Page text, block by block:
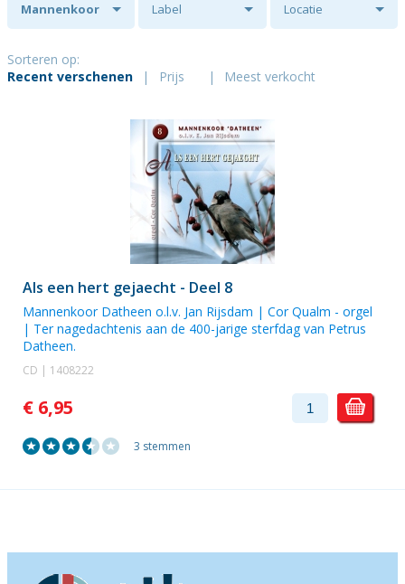
Mannenkoor
Jan Rijsdam
Label Locatie
Sorteren op:
Recent verschenen
| Prijs | Meest verkocht
Als een hert gejaecht - Deel 8
Mannenkoor Datheen o.l.v. Jan Rijsdam | Cor Qualm - orgel
| Ter nagedachtenis aan de 400-jarige sterfdag van Petrus
Datheen.
CD | 1408222
€ 6,95
3 stemmen